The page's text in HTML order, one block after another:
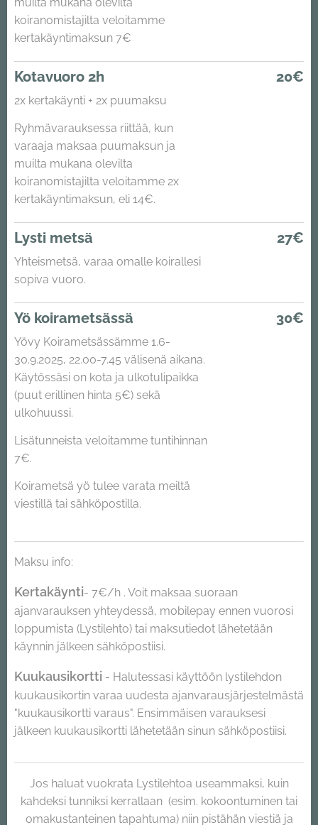
koiranomistajilta veloitamme
kertakäyntimaksun 7€
Kotavuoro 2h
2x kertakäynti + 2x puumaksu
Ryhmävarauksessa riittää, kun
varaaja maksaa puumaksun ja
muilta mukana olevilta
koiranomistajilta veloitamme 2x
kertakäyntimaksun, eli 14€.
20€
Lysti metsä
Yhteismetsä, varaa omalle koirallesi
sopiva vuoro.
27€
Yö koirametsässä
Yövy Koirametsässämme 1.6-
30.9.2025, 22.00-7.45 välisenä aikana.
Käytössäsi on kota ja ulkotulipaikka
(puut erillinen hinta 5€) sekä
ulkohuussi.
Lisätunneista veloitamme tuntihinnan
7€.
Koirametsä yö tulee varata meiltä
viestillä tai sähköpostilla.
30€
Maksu info:
Kertakäynti- 7€/h . Voit maksaa suoraan
ajanvarauksen yhteydessä, mobilepay ennen vuorosi
loppumista (Lystilehto) tai maksutiedot lähetetään
käynnin jälkeen sähköpostiisi.
Kuukausikortti - Halutessasi käyttöön lystilehdon
kuukausikortin varaa uudesta ajanvarausjärjestelmästä
"kuukausikortti varaus". Ensimmäisen varauksesi
jälkeen kuukausikortti lähetetään sinun sähköpostiisi.
Jos haluat vuokrata Lystilehtoa useammaksi, kuin
kahdeksi tunniksi kerrallaan (esim. kokoontuminen tai
omakustanteinen tapahtuma) niin pistähän viestiä ja